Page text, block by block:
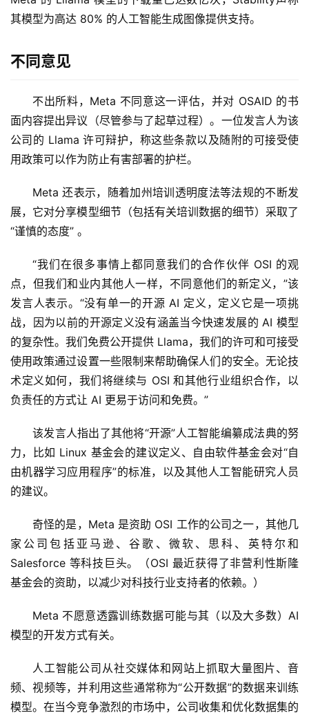
其模型为高达 80% 的人工智能生成图像提供支持。
不同意见
不出所料，Meta 不同意这一评估，并对 OSAID 的书
面内容提出异议（尽管参与了起草过程）。一位发言人为该
公司的 Llama 许可辩护，称这些条款以及随附的可接受使
用政策可以作为防止有害部署的护栏。
Meta 还表示，随着加州培训透明度法等法规的不断发
展，它对分享模型细节（包括有关培训数据的细节）采取了
“谨慎的态度” 。
“我们在很多事情上都同意我们的合作伙伴 OSI 的观
点，但我们和业内其他人一样，不同意他们的新定义，”该
发言人表示。“没有单一的开源 AI 定义，定义它是一项挑
战，因为以前的开源定义没有涵盖当今快速发展的 AI 模型
的复杂性。我们免费公开提供 Llama，我们的许可和可接受
使用政策通过设置一些限制来帮助确保人们的安全。无论技
术定义如何，我们将继续与 OSI 和其他行业组织合作，以
负责任的方式让 AI 更易于访问和免费。”
该发言人指出了其他将“开源”人工智能编纂成法典的努
力，比如 Linux 基金会的建议定义、自由软件基金会对“自
由机器学习应用程序”的标准，以及其他人工智能研究人员
的建议。
奇怪的是，Meta 是资助 OSI 工作的公司之一，其他几
家公司包括亚马逊、谷歌、微软、思科、英特尔和
Salesforce 等科技巨头。（OSI 最近获得了非营利性斯隆
基金会的资助，以减少对科技行业支持者的依赖。）
Meta 不愿意透露训练数据可能与其（以及大多数）AI
模型的开发方式有关。
人工智能公司从社交媒体和网站上抓取大量图片、音
频、视频等，并利用这些通常称为“公开数据”的数据来训练
模型。在当今竞争激烈的市场中，公司收集和优化数据集的